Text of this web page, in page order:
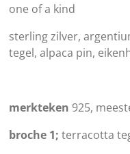
one of a kind
sterling zilver,
tegel, alpaca pin,
merkteken 925,
broche 1; terracotta